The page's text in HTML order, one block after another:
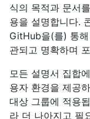
식의 목적과 문서
용을 설명합니다.
GitHub을(를) 통
관되고 명확하며
모든 설명서 집합
용자 환경을 제공
대상 그룹에 적용
라 더 나아지고 필